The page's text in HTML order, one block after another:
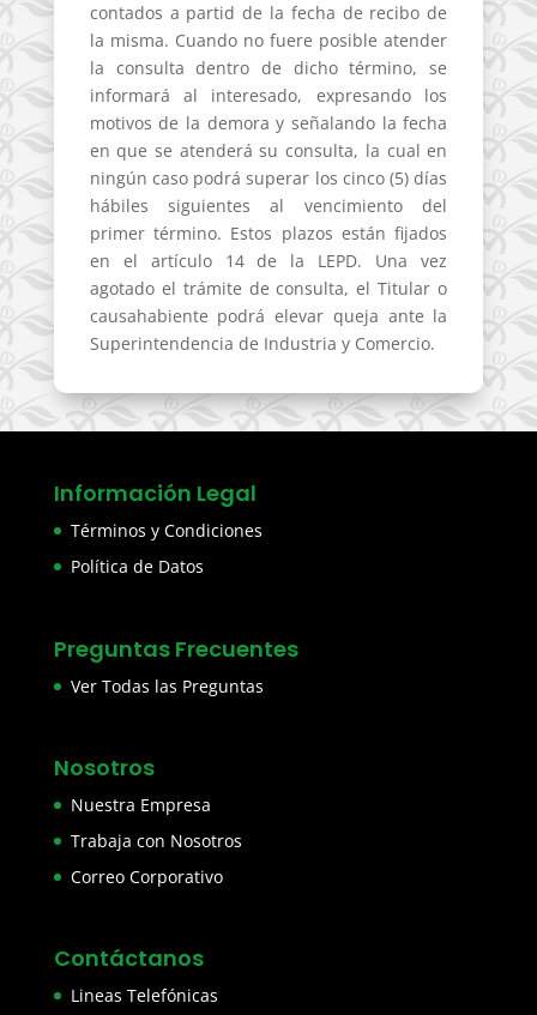
contados a partid de la fecha de recibo de
la misma. Cuando no fuere posible atender
la consulta dentro de dicho término, se
informará al interesado, expresando los
motivos de la demora y señalando la fecha
en que se atenderá su consulta, la cual en
ningún caso podrá superar los cinco (5) días
hábiles siguientes al vencimiento del
primer término. Estos plazos están fijados
en el artículo 14 de la LEPD. Una vez
agotado el trámite de consulta, el Titular o
causahabiente podrá elevar queja ante la
Superintendencia de Industria y Comercio.
Información Legal
Términos y Condiciones
Política de Datos
Preguntas Frecuentes
Ver Todas las Preguntas
Nosotros
Nuestra Empresa
Trabaja con Nosotros
Correo Corporativo
Contáctanos
Lineas Telefónicas